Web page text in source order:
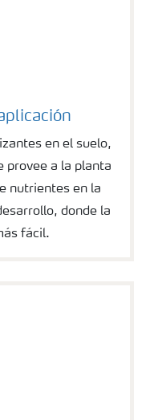
en el suelo,
provee a la planta
nutrientes en la
donde la
fácil.